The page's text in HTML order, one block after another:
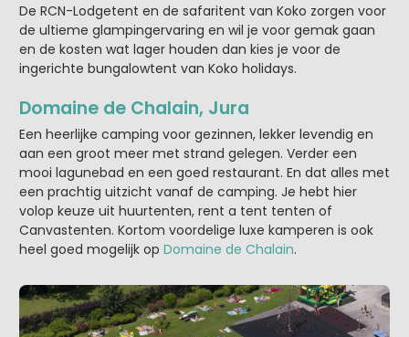
De RCN-Lodgetent en de safaritent van Koko zorgen voor
de ultieme glampingervaring en wil je voor gemak gaan
en de kosten wat lager houden dan kies je voor de
ingerichte bungalowtent van Koko holidays.
Domaine de Chalain, Jura
Een heerlijke camping voor gezinnen, lekker levendig en
aan een groot meer met strand gelegen. Verder een
mooi lagunebad en een goed restaurant. En dat alles met
een prachtig uitzicht vanaf de camping. Je hebt hier
volop keuze uit huurtenten, rent a tent tenten of
Canvastenten. Kortom voordelige luxe kamperen is ook
heel goed mogelijk op Domaine de Chalain.